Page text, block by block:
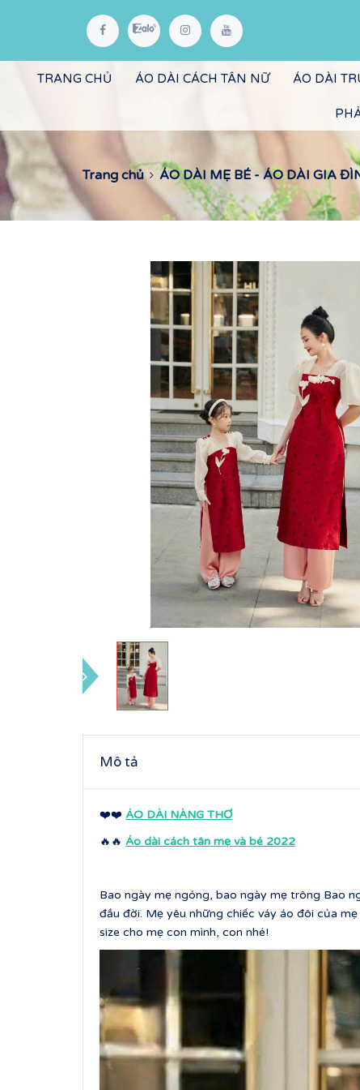
TRANG CHỦ ÁO DÀI CÁCH TÂN NỮ ÁO DÀI
Trang chủ ÁO DÀI MẸ BÉ - ÁO DÀI GIA
Mô tả
❤️❤️ ÁO DÀI NÀNG THƠ
🔥🔥 Áo dài cách tân mẹ và bé 2022
Bao ngày mẹ ngóng, bao ngày mẹ trông Bao
đầu đời. Mẹ yêu những chiếc váy áo đôi của
size cho mẹ con mình, con nhé!